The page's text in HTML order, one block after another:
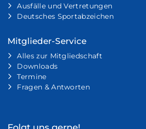
Ausfälle und Vertretungen
Deutsches Sportabzeichen
Mitglieder-Service
Alles zur Mitgliedschaft
Downloads
Termine
Fragen & Antworten